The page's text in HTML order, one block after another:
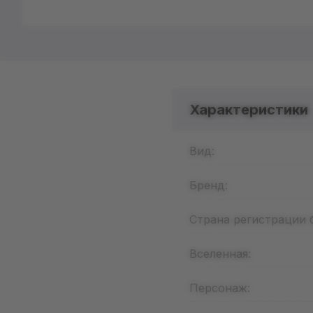
Характеристики
Вид:
Бренд:
Страна регистрации
Вселенная:
Персонаж: